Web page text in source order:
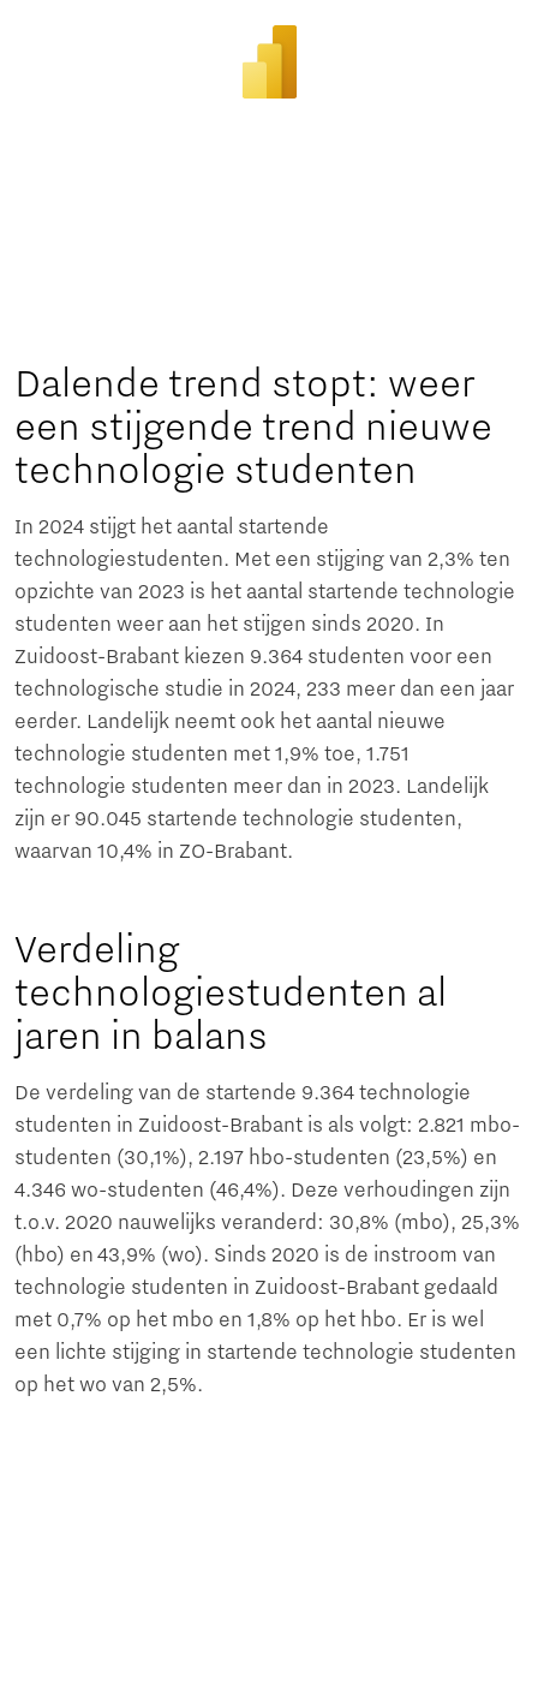
Dalende trend stopt: weer
een stijgende trend nieuwe
technologie studenten
In 2024 stijgt het aantal startende
technologiestudenten. Met een stijging van 2,3% ten
opzichte van 2023 is het aantal startende technologie
studenten weer aan het stijgen sinds 2020. In
Zuidoost-Brabant kiezen 9.364 studenten voor een
technologische studie in 2024, 233 meer dan een jaar
eerder. Landelijk neemt ook het aantal nieuwe
technologie studenten met 1,9% toe, 1.751
technologie studenten meer dan in 2023. Landelijk
zijn er 90.045 startende technologie studenten,
waarvan 10,4% in ZO-Brabant.
Verdeling
technologiestudenten al
jaren in balans
De verdeling van de startende 9.364 technologie
studenten in Zuidoost-Brabant is als volgt: 2.821 mbo-
studenten (30,1%), 2.197 hbo-studenten (23,5%) en
4.346 wo-studenten (46,4%). Deze verhoudingen zijn
t.o.v. 2020 nauwelijks veranderd: 30,8% (mbo), 25,3%
(hbo) en 43,9% (wo). Sinds 2020 is de instroom van
technologie studenten in Zuidoost-Brabant gedaald
met 0,7% op het mbo en 1,8% op het hbo. Er is wel
een lichte stijging in startende technologie studenten
op het wo van 2,5%.